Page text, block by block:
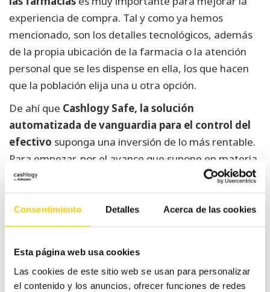
Consentimiento Detalles Acerca de las cookies
Esta página web usa cookies
Las cookies de este sitio web se usan para personalizar
el contenido y los anuncios, ofrecer funciones de redes
experiencia de compra. Tal y como ya hemos
mencionado, son los detalles tecnológicos, además
de la propia ubicación de la farmacia o la atención
personal que se les dispense en ella, los que hacen
que la población elija una u otra opción.
De ahí que Cashlogy Safe, la solución
automatizada de vanguardia para el control del
efectivo suponga una inversión de lo más rentable.
Para empezar, por el avance que supone en materia
de agilidad: es el propio sistema de la caja
automatizada la que se encarga tanto del control
del dinero como del arqueo de caja.
clientes, hay un motivo aún mejor por el que
Cashlogy Safe está entre las nuevas tecnologías
aplicadas a la farmacia más innovadoras y